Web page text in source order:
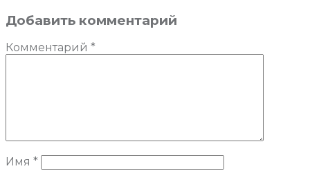
Добавить комментарий
Комментарий *
Имя *